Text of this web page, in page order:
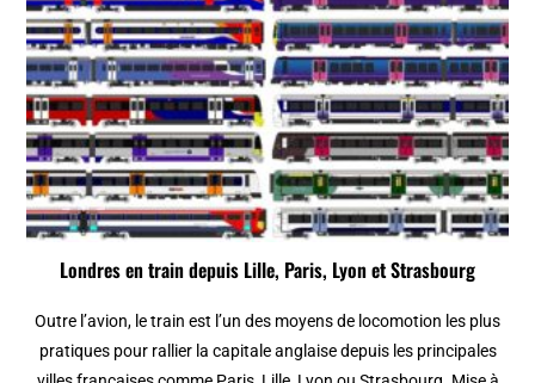
Londres en train depuis Lille, Paris, Lyon et Strasbourg
Outre l’avion, le train est l’un des moyens de locomotion les plus
pratiques pour rallier la capitale anglaise depuis les principales